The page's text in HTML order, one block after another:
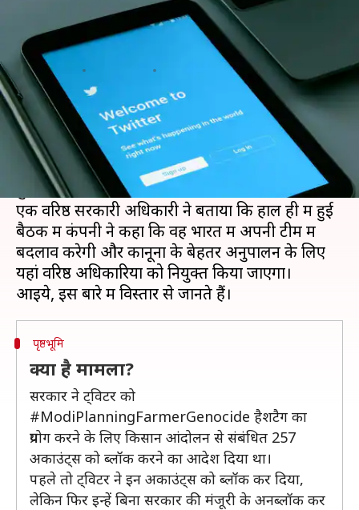
सरकार के साथ तकरार के बीच भारत
में अपनी टीम में बदलाव करेगी ट्विटर
लेखन प्रमोद कुमार
क्या है खबर?
अकाउंट्स ब्लॉक करने को लेकर भारत सरकार के साथ
चल रहे तकरार के बीच ट्विटर ने देश में अपनी टीम में
कुछ बदलाव करने की बात कही है।
एक वरिष्ठ सरकारी अधिकारी ने बताया कि हाल ही में हुई
बैठक में कंपनी ने कहा कि वह भारत में अपनी टीम में
बदलाव करेगी और कानूनों के बेहतर अनुपालन के लिए
यहां वरिष्ठ अधिकारियों को नियुक्त किया जाएगा।
पृष्ठभूमि
क्या है मामला?
सरकार ने ट्विटर को
#ModiPlanningFarmerGenocide हैशटैग का
प्रयोग करने के लिए किसान आंदोलन से संबंधित 257
अकाउंट्स को ब्लॉक करने का आदेश दिया था।
पहले तो ट्विटर ने इन अकाउंट्स को ब्लॉक कर दिया,
लेकिन फिर इन्हें बिना सरकार की मंजूरी के अनब्लॉक कर